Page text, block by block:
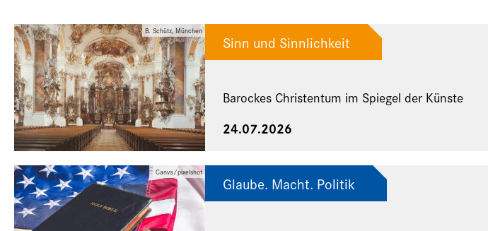
B. Schütz, München
Sinn und Sinnlichkeit
Barockes Christentum im Spiegel der Künste
24.07.2026
Canva/pixelshot
Glaube. Macht. Politik